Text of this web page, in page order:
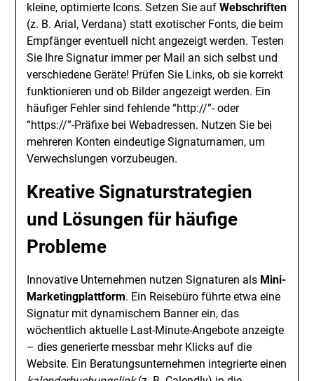
kleine, optimierte Icons. Setzen Sie aufWebschriften
(z. B. Arial, Verdana) statt exotischer Fonts, die beim
Empfänger eventuell nicht angezeigt werden. Testen
Sie Ihre Signatur immer per Mail an sich selbst und
verschiedene Geräte! Prüfen Sie Links, ob sie korrekt
funktionieren und ob Bilder angezeigt werden. Ein
häufiger Fehler sind fehlende “http://”- oder
“https://”-Präfixe bei Webadressen. Nutzen Sie bei
mehreren Konten eindeutige Signaturnamen, um
Verwechslungen vorzubeugen.
Kreative Signaturstrategien
und Lösungen für häufige
Probleme
Innovative Unternehmen nutzen Signaturen als Mini-
Marketingplattform. Ein Reisebüro führte etwa eine
Signatur mit dynamischem Banner ein, das
wöchentlich aktuelle Last-Minute-Angebote anzeigte
– dies generierte messbar mehr Klicks auf die
Website. Ein Beratungsunternehmen integrierte einen